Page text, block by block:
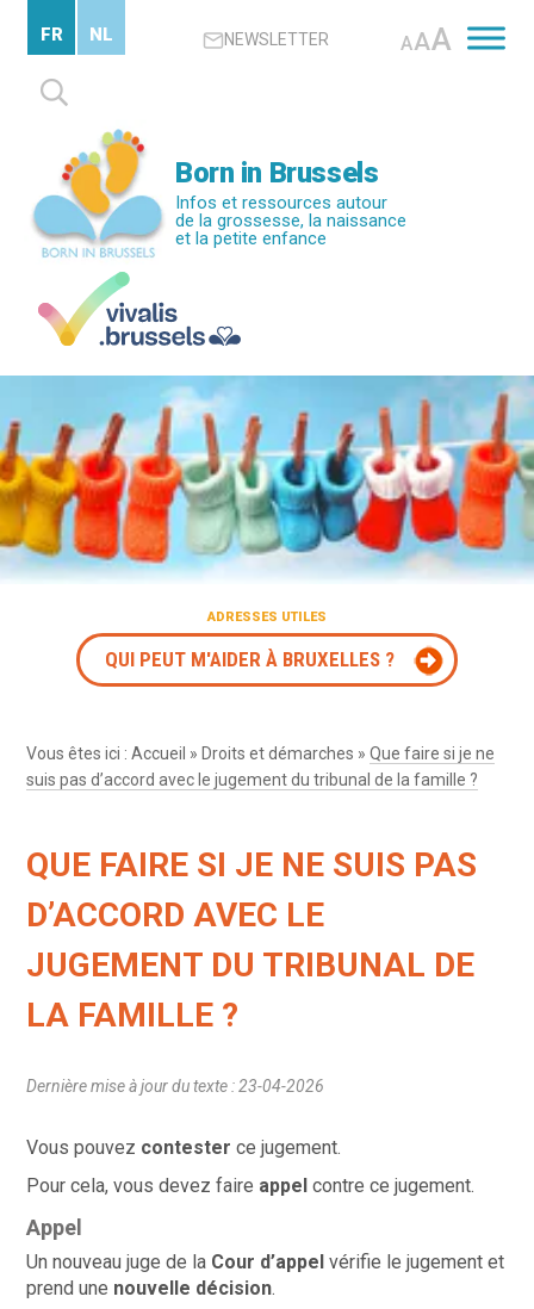
contenu
principal
NEWSLETTER AAA
Rechercher :
FR NL
Born in Brussels
Infos et ressources autour
de la grossesse, la naissance
et la petite enfance
ADRESSES UTILES
QUI PEUT M'AIDER À BRUXELLES ?
Vous êtes ici :Accueil » Droits et démarches »Que faire si je ne
suis pas d’accord avec le jugement du tribunal de la famille ?
QUE FAIRE SI JE NE SUIS PAS
D’ACCORD AVEC LE
JUGEMENT DU TRIBUNAL DE
LA FAMILLE ?
Dernière mise à jour du texte : 23-04-2026
Vous pouvez contesterce jugement.
Pour cela, vous devez faire appelcontre ce jugement.
Appel
Un nouveau juge de la Cour d’appel vérifie le jugement et
prend une nouvelle décision.